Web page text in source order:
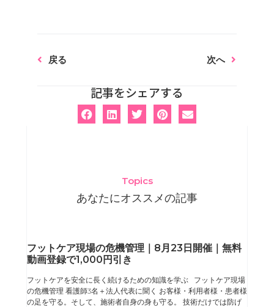
戻る 次へ
記事をシェアする
Topics
あなたにオススメの記事
フットケア現場の危機管理｜8月23日開催｜無料
動画登録で1,000円引き
フットケアを安全に長く続けるための知識を学ぶ フットケア現場
の危機管理 看護師3名＋法人代表に聞く お客様・利用者様・患者様
の足を守る。そして、施術者自身の身も守る。 技術だけでは防げ
ペ
ー
ジ
ペ
ー
ジ
ペ
ジ
ペ
ジ